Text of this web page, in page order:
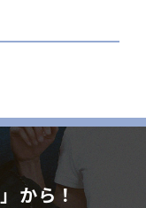
」から！